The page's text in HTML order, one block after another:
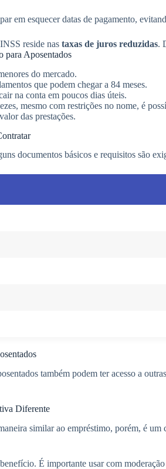
em esquecer datas de pagamento,
reside nas taxas de juros reduzidas.
para Aposentados
do mercado.
que podem chegar a 84 meses.
na conta em poucos dias úteis.
mesmo com restrições no nome, é
das prestações.
documentos básicos e requisitos são
também podem ter acesso a
Diferente
similar ao empréstimo, porém, é
É importante usar com